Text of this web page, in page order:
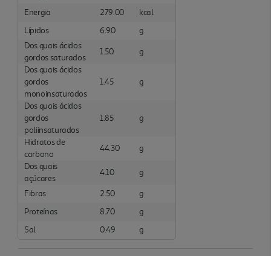
Energia
279.00
kcal
Lípidos
6.90
g
Dos quais ácidos
gordos saturados
1.50
g
Dos quais ácidos
gordos
monoinsaturados
1.45 g
Dos quais ácidos
gordos
poliinsaturados
1.85 g
Hidratos de
carbono
44.30
g
Dos quais
açúcares
4.10 g
Fibras 2.50
g
Proteínas
8.70
g
Sal
0.49 g